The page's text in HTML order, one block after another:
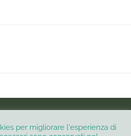
per migliorare l'esperienza di